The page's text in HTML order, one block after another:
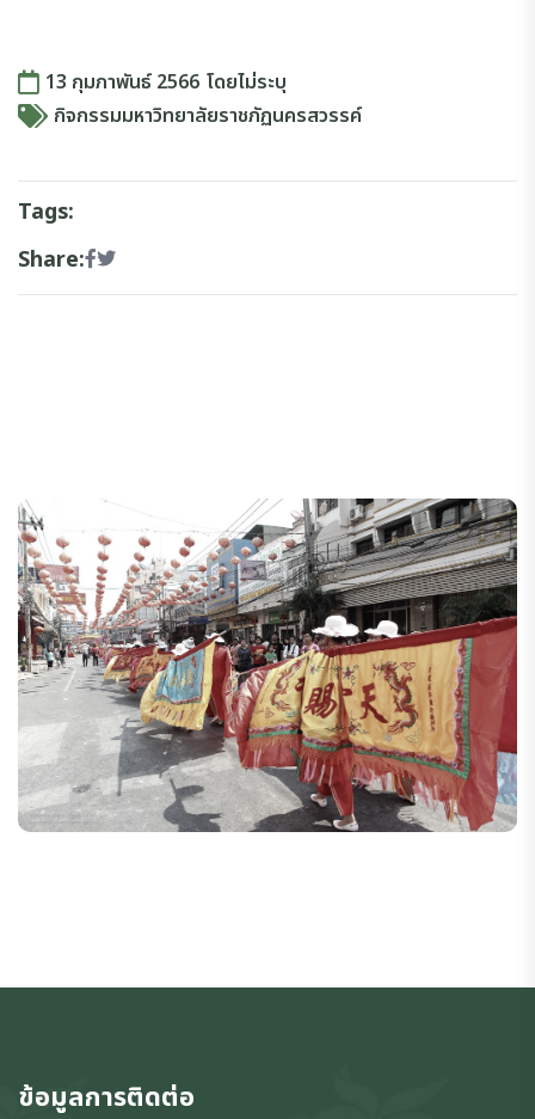
13 กุมภาพันธ์ 2566 โดยไม่ระบุ
กิจกรรมมหาวิทยาลัยราชภัฏนครสวรรค์
Tags:
Share:
ข้อมูลการติดต่อ